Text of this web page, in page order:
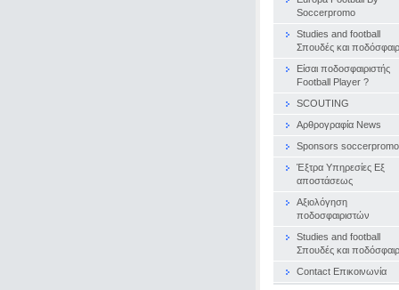
Soccerpromo
Studies and football
Σπουδές και
Είσαι ποδοσφαιριστής
Football Player ?
SCOUTING
Αρθρογραφία News
Sponsors soccerpromo
Έξτρα Υπηρεσίες Εξ
αποστάσεως
Αξιολόγηση
ποδοσφαιριστών
Studies and football
Σπουδές και
Contact Επικοινωνία